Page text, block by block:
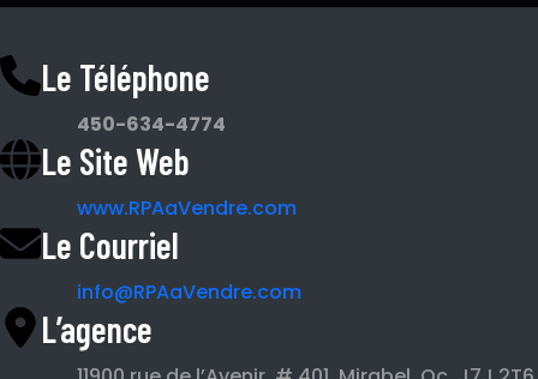
Le Téléphone
450-634-4774
Le Site Web
www.RPAaVendre.com
Le Courriel
info@RPAaVendre.com
L’agence